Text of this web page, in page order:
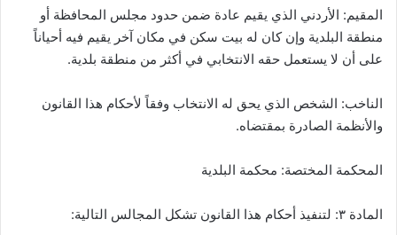
المقيم: الأردني الذي يقيم عادة ضمن حدود مجلس المحافظة أو
منطقة البلدية وإن كان له بيت سكن في مكان آخر يقيم فيه أحياناً
على أن لا يستعمل حقه الانتخابي في أكثر من منطقة بلدية.
الناخب: الشخص الذي يحق له الانتخاب وفقاً لأحكام هذا القانون
والأنظمة الصادرة بمقتضاه.
المحكمة المختصة: محكمة البلدية
المادة ٣: لتنفيذ أحكام هذا القانون تشكل المجالس التالية: